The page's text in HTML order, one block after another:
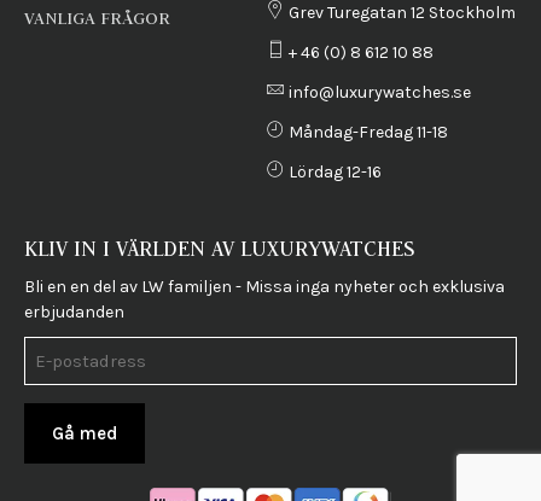
VANLIGA FRÅGOR
Grev Turegatan 12 Stockholm
+ 46 (0) 8 612 10 88
info@luxurywatches.se
Måndag-Fredag 11-18
Lördag 12-16
KLIV IN I VÄRLDEN AV LUXURYWATCHES
Bli en en del av LW familjen - Missa inga nyheter och exklusiva
erbjudanden
Gå med